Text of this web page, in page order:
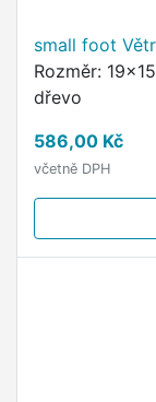
small foot
Rozměr:
dřevo
586,00 Kč
včetně DPH